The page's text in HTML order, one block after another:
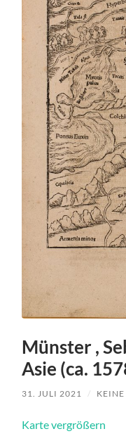
Münster ,
Asie (ca.
31. JULI 2021 /
Karte vergrößern